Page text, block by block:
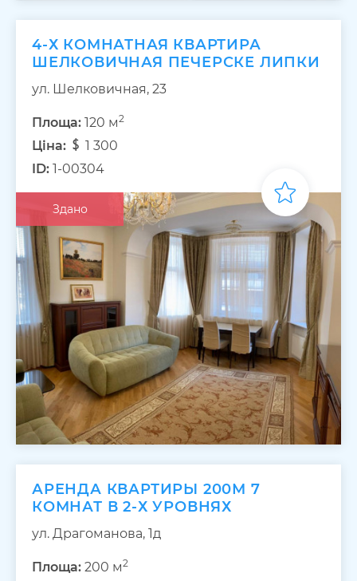
4-Х КОМНАТНАЯ КВАРТИРА
ШЕЛКОВИЧНАЯ ПЕЧЕРСКЕ ЛИПКИ
ул. Шелковичная, 23
Площа: 120 м2
Ціна:
1 300
ID: 1-00304
Здано
АРЕНДА КВАРТИРЫ 200М 7
КОМНАТ В 2-Х УРОВНЯХ
ул. Драгоманова, 1д
Площа: 200 м2